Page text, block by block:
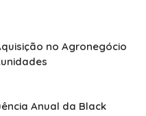
no Agronegócio
Anual da Black